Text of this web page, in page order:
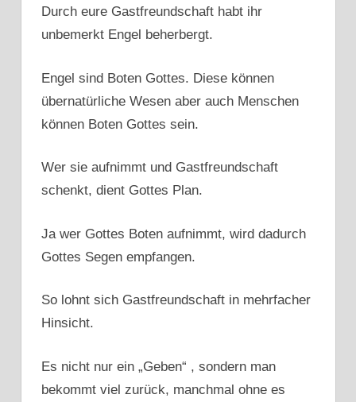
Durch eure Gastfreundschaft habt ihr
unbemerkt Engel beherbergt.
Engel sind Boten Gottes. Diese können
übernatürliche Wesen aber auch Menschen
können Boten Gottes sein.
Wer sie aufnimmt und Gastfreundschaft
schenkt, dient Gottes Plan.
Ja wer Gottes Boten aufnimmt, wird dadurch
Gottes Segen empfangen.
So lohnt sich Gastfreundschaft in mehrfacher
Hinsicht.
Es nicht nur ein „Geben“ , sondern man
bekommt viel zurück, manchmal ohne es